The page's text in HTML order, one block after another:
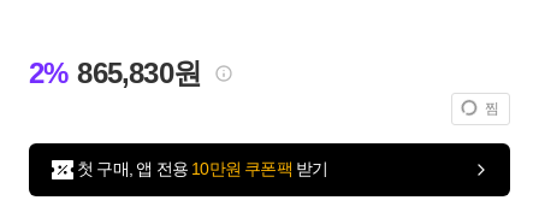
2% 865,830원
찜
첫 구매, 앱 전용 10만원 쿠폰팩 받기